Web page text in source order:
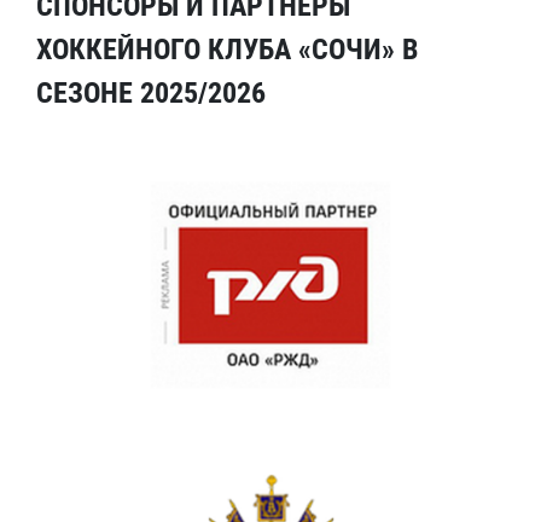
ХОККЕЙНОГО КЛУБА «СОЧИ» В
СЕЗОНЕ 2025/2026